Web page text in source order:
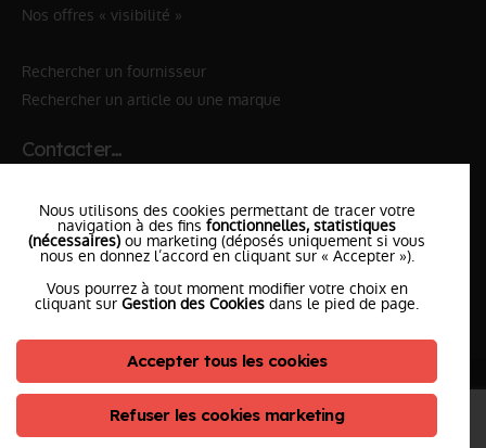
Nos offres « visibilité »
Rechercher un fournisseur
Rechercher un article ou une marque
Contacter…
✆ 18№National Sapeurs-Pompiers
le SDISle plus proche
l'équipePompierCenter
©2026 Pompier Center • Mentions Légales •
Protection de vos données • Plan du Site
ClicConnect & Digicalys
Nous utilisons des cookies permettant de tracer votre
navigation à des fins fonctionnelles, statistiques
(nécessaires) ou marketing (déposés uniquement si vous
nous en donnez l’accord en cliquant sur « Accepter »).
Vous pourrez à tout moment modifier votre choix en
cliquant sur Gestion des Cookies dans le pied de page.
Accepter tous les cookies
Refuser les cookies marketing